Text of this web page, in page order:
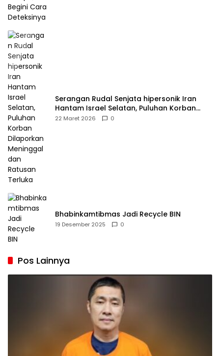
Serangan Rudal Senjata hipersonik Iran
Hantam Israel Selatan, Puluhan Korban
Dilaporkan Meninggal dan Ratusan Terluka
22 Maret 2026 0
Bhabinkamtibmas Jadi Recycle BIN
19 Desember 2025 0
Pos Lainnya